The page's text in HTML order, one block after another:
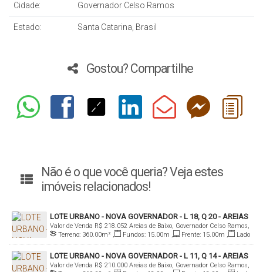
Cidade: Governador Celso Ramos
Estado: Santa Catarina, Brasil
Gostou? Compartilhe
Não é o que você queria? Veja estes
imóveis relacionados!
LOTE URBANO - NOVA GOVERNADOR - L 18, Q 20 - AREIAS
DE BAIXO
R$ 218.052
Valor de Venda
Areias de Baixo, Governador Celso Ramos,
Santa Catarina, Brasil
Terreno: 360.00m² , Fundos: 15.00m , Frente: 15.00m ,
Lado
Direito: 24.00m , Lado Esquerdo: 24.00m
LOTE URBANO - NOVA GOVERNADOR - L 11, Q 14 - AREIAS
DE BAIXO
R$ 210.000
Valor de Venda
Areias de Baixo, Governador Celso Ramos,